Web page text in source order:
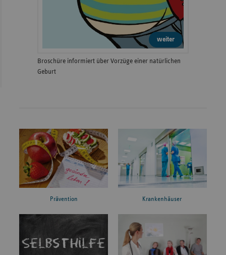
weiter
Broschüre informiert über Vorzüge einer natürlichen
Geburt
Prävention Krankenhäuser